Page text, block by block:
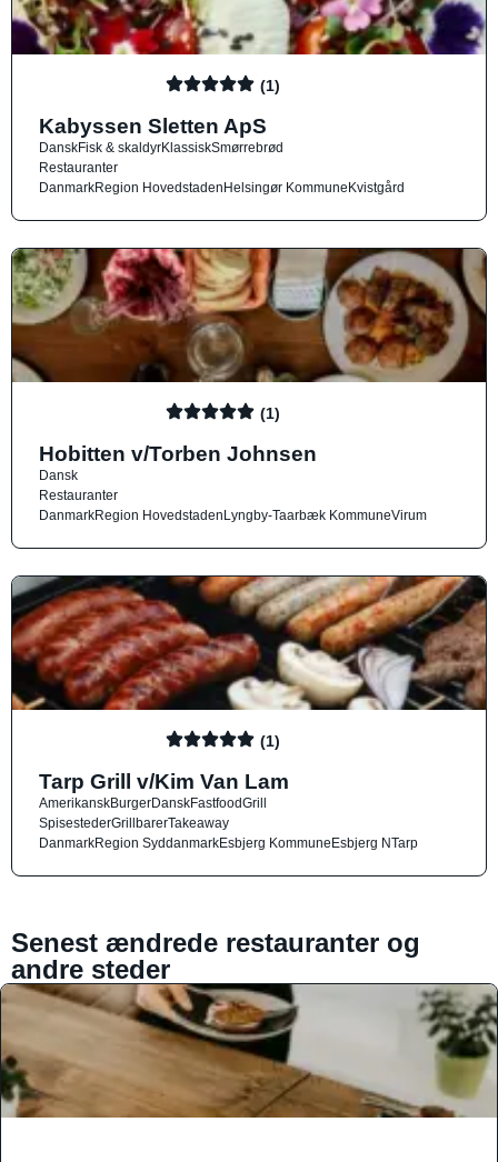
(1)
Kabyssen Sletten ApS
DanskFisk & skaldyrKlassiskSmørrebrød
Restauranter
DanmarkRegion HovedstadenHelsingør KommuneKvistgård
(1)
Hobitten v/Torben Johnsen
Dansk
Restauranter
DanmarkRegion HovedstadenLyngby-Taarbæk KommuneVirum
(1)
Tarp Grill v/Kim Van Lam
AmerikanskBurgerDanskFastfoodGrill
SpisestederGrillbarerTakeaway
DanmarkRegion SyddanmarkEsbjerg KommuneEsbjerg NTarp
Senest ændrede restauranter og
andre steder